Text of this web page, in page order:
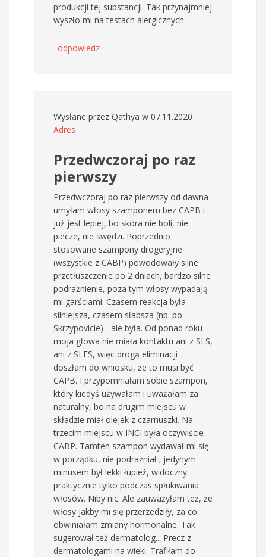
produkcji tej substancji. Tak przynajmniej
wyszło mi na testach alergicznych.
odpowiedz
Wysłane przez Qathya w 07.11.2020
Adres
Przedwczoraj po raz
pierwszy
Przedwczoraj po raz pierwszy od dawna
umyłam włosy szamponem bez CAPB i
już jest lepiej, bo skóra nie boli, nie
piecze, nie swędzi. Poprzednio
stosowane szampony drogeryjne
(wszystkie z CABP) powodowały silne
przetłuszczenie po 2 dniach, bardzo silne
podrażnienie, poza tym włosy wypadają
mi garściami. Czasem reakcja była
silniejsza, czasem słabsza (np. po
Skrzypovicie) - ale była. Od ponad roku
moja głowa nie miała kontaktu ani z SLS,
ani z SLES, więc drogą eliminacji
doszłam do wniosku, że to musi być
CAPB. I przypomniałam sobie szampon,
który kiedyś używałam i uważałam za
naturalny, bo na drugim miejscu w
składzie miał olejek z czarnuszki. Na
trzecim miejscu w INCI była oczywiście
CABP. Tamten szampon wydawał mi się
w porządku, nie podrażniał ; jedynym
minusem był lekki łupież, widoczny
praktycznie tylko podczas spłukiwania
włosów. Niby nic. Ale zauważyłam też, że
włosy jakby mi się przerzedziły, za co
obwiniałam zmiany hormonalne. Tak
sugerował też dermatolog... Precz z
dermatologami na wieki. Trafiłam do